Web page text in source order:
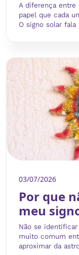
A diferença entre
papel que cada
O signo solar
03/07/2026
Por que
meu
Não se
muito comum
aproximar da